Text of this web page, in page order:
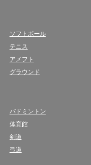
ソフトボール
テニス
アメフト
グラウンド
バドミントン
体育館
剣道
弓道